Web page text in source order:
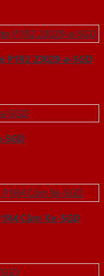
23029-a-SGD
Căm Xe-SGD